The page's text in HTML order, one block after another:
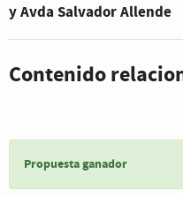
y Avda Salvador Allende
Contenido
Propuesta ganador